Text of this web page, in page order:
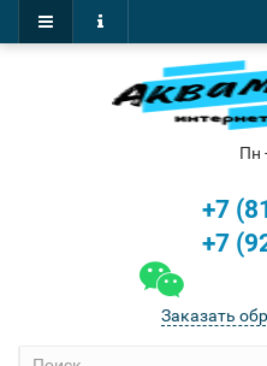
Пн
+7
+7
Заказать